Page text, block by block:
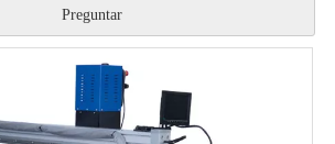
Preguntar